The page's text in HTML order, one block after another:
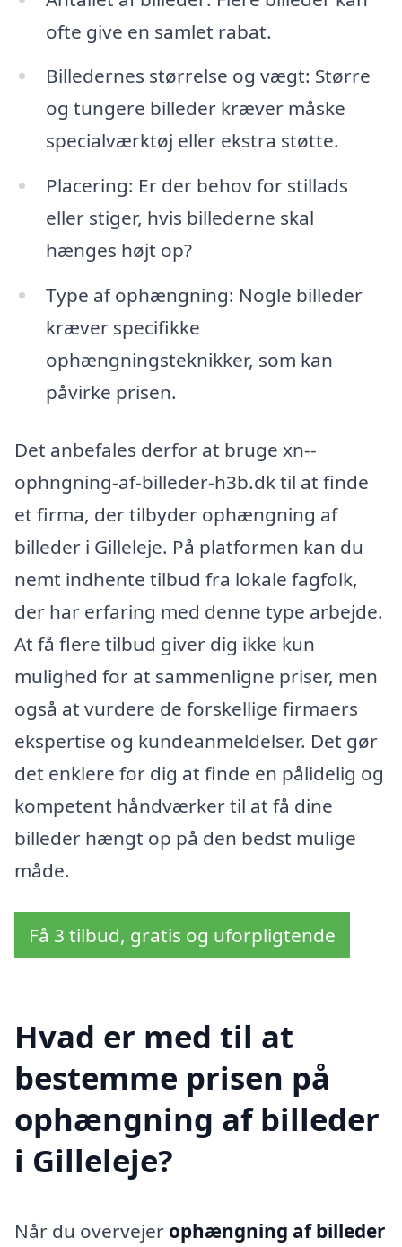
ofte give en samlet rabat.
Billedernes størrelse og vægt: Større
og tungere billeder kræver måske
specialværktøj eller ekstra støtte.
Placering: Er der behov for stillads
eller stiger, hvis billederne skal
hænges højt op?
Type af ophængning: Nogle billeder
kræver specifikke
ophængningsteknikker, som kan
påvirke prisen.
Det anbefales derfor at bruge xn--
ophngning-af-billeder-h3b.dk til at finde
et firma, der tilbyder ophængning af
billeder i Gilleleje. På platformen kan du
nemt indhente tilbud fra lokale fagfolk,
der har erfaring med denne type arbejde.
At få flere tilbud giver dig ikke kun
mulighed for at sammenligne priser, men
også at vurdere de forskellige firmaers
ekspertise og kundeanmeldelser. Det gør
det enklere for dig at finde en pålidelig og
kompetent håndværker til at få dine
billeder hængt op på den bedst mulige
måde.
Få 3 tilbud, gratis og uforpligtende
Hvad er med til at
bestemme prisen på
ophængning af billeder
i Gilleleje?
Når du overvejer ophængning af billeder